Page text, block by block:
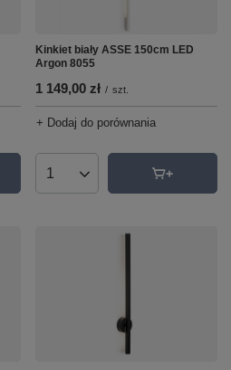
Kinkiet biały ASSE 150cm LED
Argon 8055
1 149,00 zł / szt.
+ Dodaj do porównania
Ilość produktów